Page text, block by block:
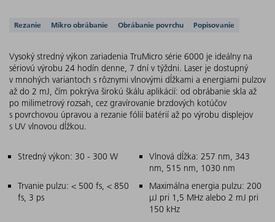
Podporované aplikácie
Rezanie Mikro obrábanie Obrábanie povrchu Popisovanie
Vysoký stredný výkon zariadenia TruMicro série 6000 je ideálny na
sériovú výrobu 24 hodín denne, 7 dní v týždni. Laser je dostupný
v mnohých variantoch s rôznymi vlnovými dĺžkami a energiami pulzov
až do 2 mJ, čím pokrýva širokú škálu aplikácií: od obrábanie skla až
po milimetrový rozsah, cez gravírovanie brzdových kotúčov
s povrchovou úpravou a rezanie fólií batérií až po výrobu displejov
s UV vlnovou dĺžkou.
Hlavné znaky
Stredný výkon: 30 - 300 W
Vlnová dĺžka: 257 nm, 343
nm, 515 nm, 1030 nm
Trvanie pulzu: < 500 fs, < 850
fs, 3 ps
Maximálna energia pulzu: 200
µJ pri 1,5 MHz alebo 2 mJ pri
150 kHz